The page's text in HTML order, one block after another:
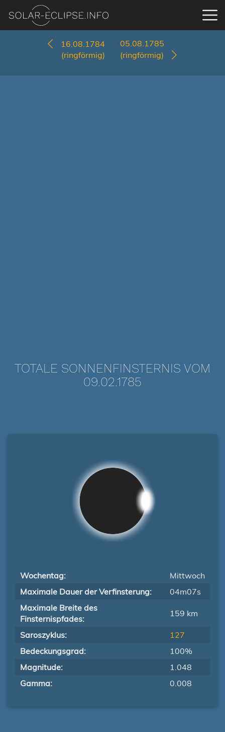
16.08.1784
(ringförmig)
05.08.1785
(ringförmig)
TOTALE SONNENFINSTERNIS VOM
09.02.1785
Wochentag:
Mittwoch
Maximale Dauer der Verfinsterung:
04m07s
Maximale Breite des
Finsternispfades:
159 km
Saroszyklus:
127
Bedeckungsgrad:
100%
Magnitude:
1.048
Gamma:
0.008